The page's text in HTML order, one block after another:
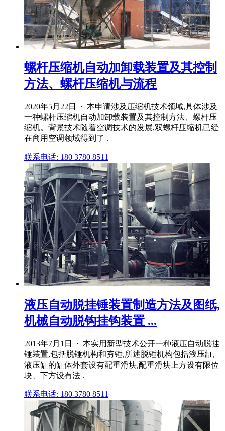
螺杆压缩机自动加卸载装置及其控制
方法、螺杆压缩机与流程
2020年5月22日 · 本申请涉及压缩机技术领域,具体涉及
一种螺杆压缩机自动加卸载装置及其控制方法、螺杆压
缩机。背景技术随着空调技术的发展,双螺杆压缩机已经
在商用空调领域得到了 .
联系电话: 180 3780 8511
液压自动脱挂锤装置制造方法及图纸,
机械自动脱钩挂钩装置 ...
2013年7月1日 · 本实用新型技术公开一种液压自动脱挂
锤装置,包括脱锤机构和夯锤,所述脱锤机构包括液压缸,
液压缸的缸体外套设有配重滑块,配重滑块上方设有限位
块、下方设有法 .
联系电话: 180 3780 8511